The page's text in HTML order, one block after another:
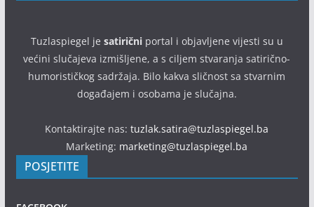
Tuzlaspiegel je satiričniportal i objavljene vijesti su u
većini slučajeva izmišljene, a s ciljem stvaranja satirično-
humorističkog sadržaja. Bilo kakva sličnost sa stvarnim
događajem i osobama je slučajna.
Kontaktirajte nas:tuzlak.satira@tuzlaspiegel.ba
Marketing: marketing@tuzlaspiegel.ba
POSJETITE